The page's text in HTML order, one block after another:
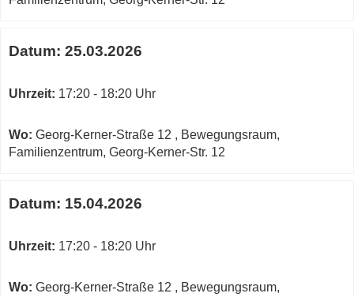
Datum: 25.03.2026
Uhrzeit: 17:20 - 18:20 Uhr
Wo: Georg-Kerner-Straße 12 , Bewegungsraum,
Familienzentrum, Georg-Kerner-Str. 12
Datum: 15.04.2026
Uhrzeit: 17:20 - 18:20 Uhr
Wo: Georg-Kerner-Straße 12 , Bewegungsraum,